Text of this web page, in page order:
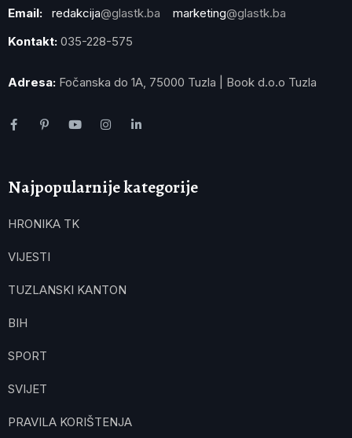
Email: redakcija@glastk.ba marketing@glastk.ba
Kontakt: 035-228-575
Adresa: Fočanska do 1A, 75000 Tuzla | Book d.o.o Tuzla
Najpopularnije kategorije
HRONIKA TK
VIJESTI
TUZLANSKI KANTON
BIH
SPORT
SVIJET
PRAVILA KORIŠTENJA